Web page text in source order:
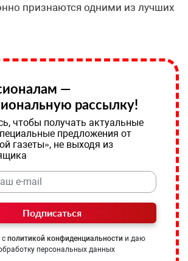
признаются одними из лучших
—
рассылку!
чтобы получать актуальные
предложения от
газеты», не выходя из
Подписаться
политикой конфиденциальности и даю
персональных данных